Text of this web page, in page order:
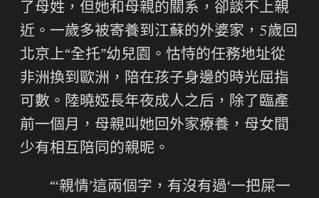
了母姓，但她和母親的關系，卻談不上親
近。一歲多被寄養到江蘇的外婆家，5歲回
北京上“全托”幼兒園。怙恃的任務地址從
非洲換到歐洲，陪在孩子身邊的時光屈指
可數。陸曉婭長年夜成人之后，除了臨產
前一個月，母親叫她回外家療養，母女間
少有相互陪同的親昵。
“‘親情’這兩個字，有沒有過‘一把屎一